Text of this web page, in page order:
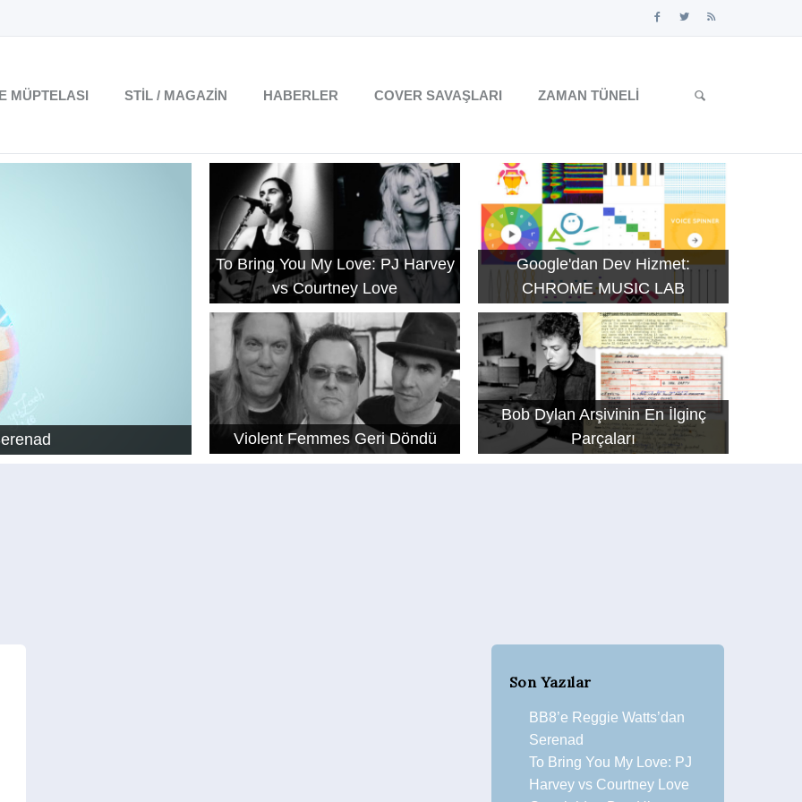
MÜPTELASI STIL / MAGAZIN HABERLER COVER SAVAŞLARI ZAMAN TÜNELI
To Bring You My Love: PJ Harvey
vs Courtney Love
Google'dan Dev Hizmet:
CHROME MUSIC LAB
Violent Femmes Geri Döndü
Bob Dylan Arşivinin En İlginç
Parçaları
Son Yazılar
BB8’e Reggie Watts’dan
Serenad
To Bring You My Love: PJ
Harvey vs Courtney Love